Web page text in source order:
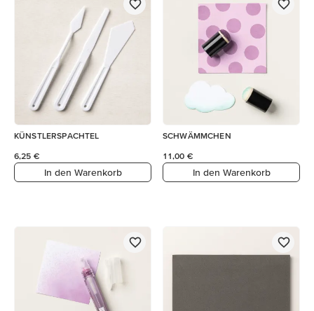
KÜNSTLERSPACHTEL
6,25 €
In den Warenkorb
SCHWÄMMCHEN
11,00 €
In den Warenkorb